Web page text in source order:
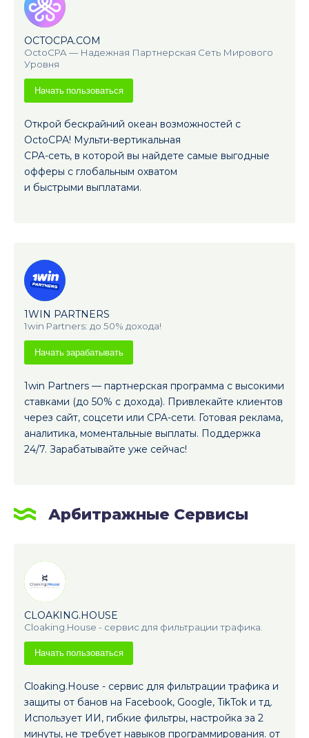
OCTOCPA.COM
OctoCPA — Надежная Партнерская Сеть Мирового
Уровня
Начать пользоваться
Открой бескрайний океан возможностей с
OctoCPA! Мульти-вертикальная
CPA-сеть, в которой вы найдете самые выгодные
офферы с глобальным охватом
и быстрыми выплатами.
1WIN PARTNERS
1win Partners: до 50% дохода!
Начать зарабатывать
1win Partners — партнерская программа с высокими
ставками (до 50% с дохода). Привлекайте клиентов
через сайт, соцсети или CPA-сети. Готовая реклама,
аналитика, моментальные выплаты. Поддержка
24/7. Зарабатывайте уже сейчас!
Арбитражные Сервисы
CLOAKING.HOUSE
Cloaking.House - сервис для фильтрации трафика.
Начать пользоваться
Cloaking.House - сервис для фильтрации трафика и
защиты от банов на Facebook, Google, TikTok и тд.
Использует ИИ, гибкие фильтры, настройка за 2
минуты, не требует навыков программирования. от